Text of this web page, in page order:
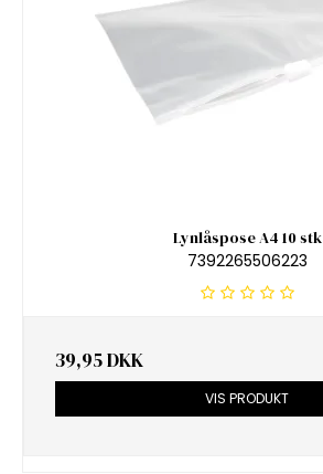
Lynlåspose A4 10 stk
7392265506223
39,95 DKK
VIS PRODUKT